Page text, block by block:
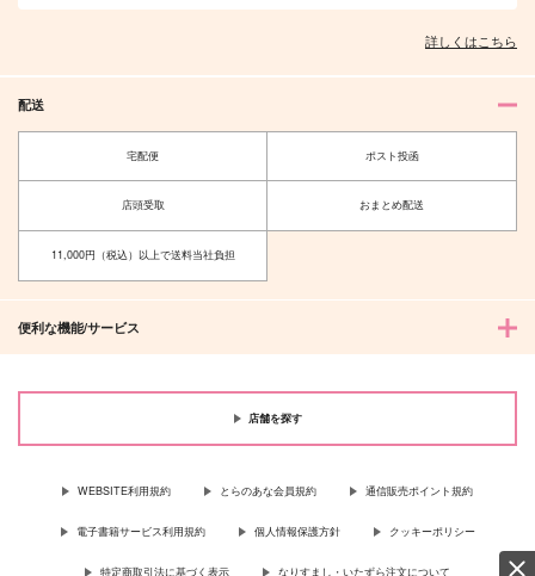
詳しくはこちら
配送
宅配便 ポスト投函
店頭受取 おまとめ配送
11,000円（税込）以上で送料当社負担
便利な機能/サービス
店舗を探す
WEBSITE利用規約 とらのあな会員規約 通信販売ポイント規約
電子書籍サービス利用規約 個人情報保護方針 クッキーポリシー
特定商取引法に基づく表示 なりすまし・いたずら注文について